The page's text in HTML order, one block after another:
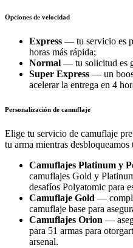
Opciones de velocidad
Express — tu servicio es
horas más rápida;
Normal — tu solicitud es
Super Express — un
acelerar la entrega en 4
Personalización de camuflaje
Elige tu servicio de camuflaje
tu arma mientras desbloqueamos
Camuflajes Platinum y
camuflajes Gold y
desafíos Polyatomic para
Camuflaje Gold —
camuflaje base para
Camuflajes Orion —
para 51 armas para
arsenal.